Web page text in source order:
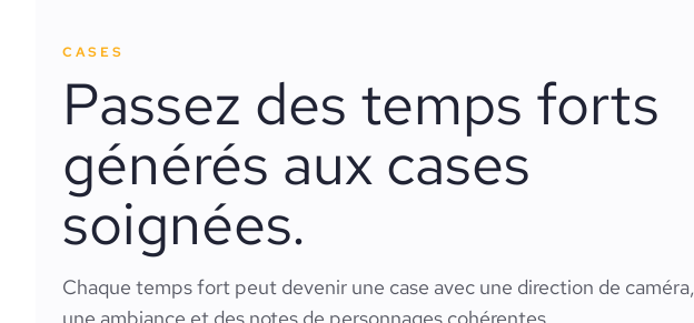
CASES
Passez des temps forts
générés aux cases
soignées.
Chaque temps fort peut devenir une case avec une direction de caméra,